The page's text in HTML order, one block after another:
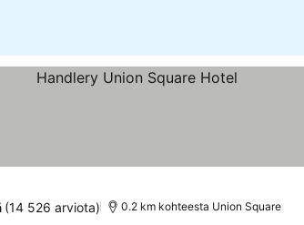
(14 526 arviota) 0.2 km kohteesta Union Square